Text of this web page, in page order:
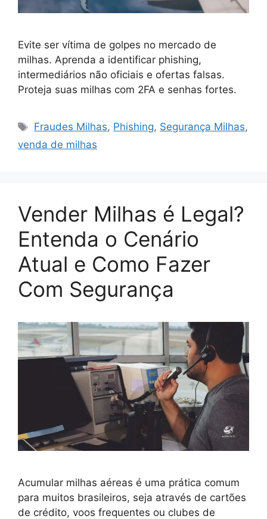
Evite ser vítima de golpes no mercado de
milhas. Aprenda a identificar phishing,
intermediários não oficiais e ofertas falsas.
Proteja suas milhas com 2FA e senhas fortes.
Tags
Fraudes Milhas, Phishing, Segurança Milhas,
venda de milhas
Vender Milhas é Legal?
Entenda o Cenário
Atual e Como Fazer
Com Segurança
Acumular milhas aéreas é uma prática comum
para muitos brasileiros, seja através de cartões
de crédito, voos frequentes ou clubes de